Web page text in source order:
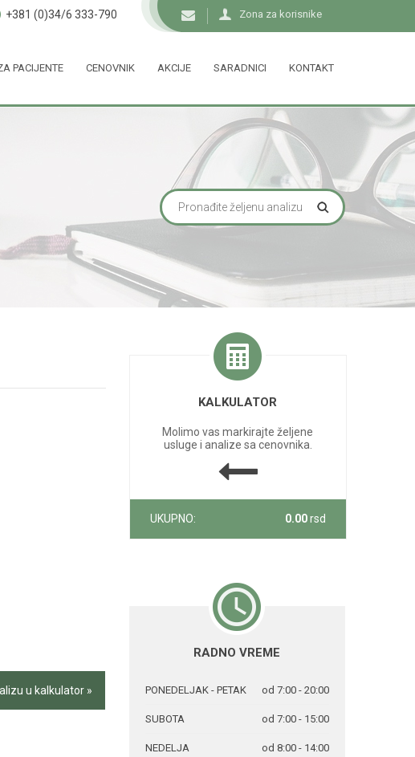
Zona za korisnike
+381 (0)34/6 333-790
PACIJENTE CENOVNIK AKCIJE SARADNICI KONTAKT
u kalkulator »
KALKULATOR
Molimo vas markirajte željene
usluge i analize sa cenovnika.
UKUPNO: 0.00rsd
RADNO VREME
PONEDELJAK - PETAK od 7:00 - 20:00
SUBOTA od 7:00 - 15:00
NEDELJA od 8:00 - 14:00